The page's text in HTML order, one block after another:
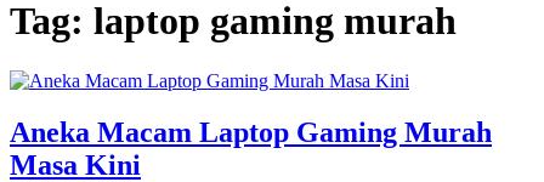
Tag: laptop gaming murah
Aneka Macam Laptop Gaming Murah
Masa Kini